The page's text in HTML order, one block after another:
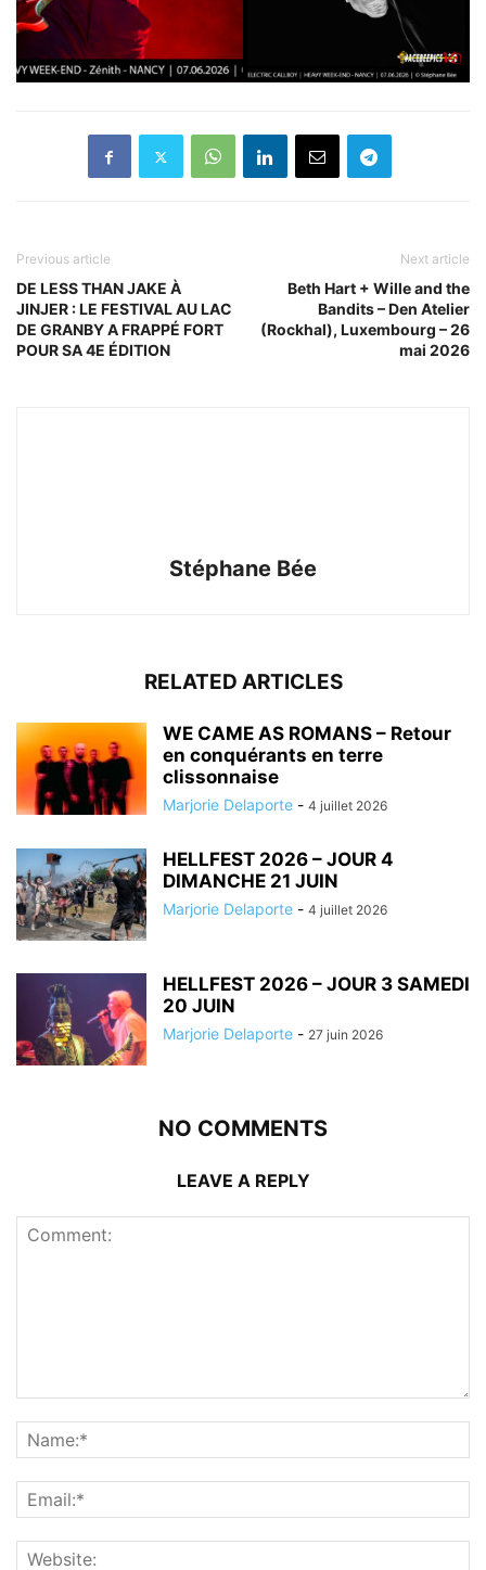
Previous article
DE LESS THAN JAKE À
JINJER : LE FESTIVAL AU LAC
DE GRANBY A FRAPPÉ FORT
POUR SA 4E ÉDITION
Next article
Beth Hart + Wille and the
Bandits – Den Atelier
(Rockhal), Luxembourg – 26
mai 2026
Stéphane Bée
RELATED ARTICLES
WE CAME AS ROMANS – Retour
en conquérants en terre
clissonnaise
Marjorie Delaporte - 4 juillet 2026
HELLFEST 2026 – JOUR 4
DIMANCHE 21 JUIN
Marjorie Delaporte - 4 juillet 2026
HELLFEST 2026 – JOUR 3 SAMEDI
20 JUIN
Marjorie Delaporte - 27 juin 2026
NO COMMENTS
LEAVE A REPLY